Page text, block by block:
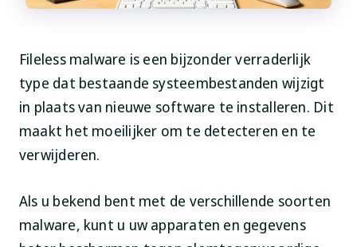
Fileless malware is een bijzonder verraderlijk
type dat bestaande systeembestanden wijzigt
in plaats van nieuwe software te installeren. Dit
maakt het moeilijker om te detecteren en te
verwijderen.
Als u bekend bent met de verschillende soorten
malware, kunt u uw apparaten en gegevens